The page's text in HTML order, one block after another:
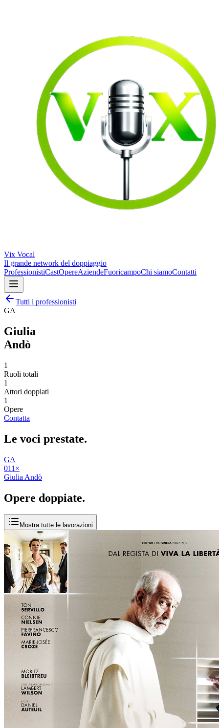
Vix Vocal
Il grande network del doppiaggio
ProfessionistiCastOpereAziendeFuoricampoChi siamoContatti
Tutti i professionisti
GA
Giulia
Andò
1
Ruoli totali
1
Attori doppiati
1
Opere
Contatta
Le voci prestate.
GA
011 ×
Giulia Andò
Opere doppiate.
Mostra tutte le lavorazioni